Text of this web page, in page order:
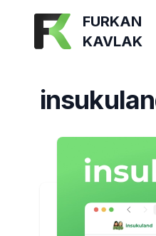
FURKAN
KAVLAK